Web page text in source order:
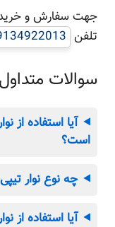
جهت سفارش و خرید
تلفن
سوالات متداول
آیا استفاده از
است؟
چه نوع نوار
آیا استفاده